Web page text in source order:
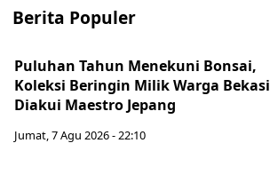
Berita Populer
Puluhan Tahun Menekuni Bonsai,
Koleksi Beringin Milik Warga Bekasi
Diakui Maestro Jepang
Jumat, 7 Agu 2026 - 22:10